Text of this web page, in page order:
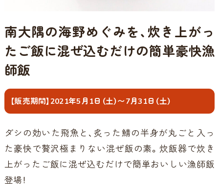
南大隅の海野めぐみを、炊き上がっ
たご飯に混ぜ込むだけの簡単豪快漁
師飯
【販売期間】2021年5月1日（土）〜7月31日（土）
ダシの効いた飛魚と、炙った鯖の半身が丸ごと入っ
た豪快で贅沢極まりない混ぜ飯の素。炊飯器で炊き
上がったご飯に混ぜ込むだけで簡単おいしい漁師飯
登場！